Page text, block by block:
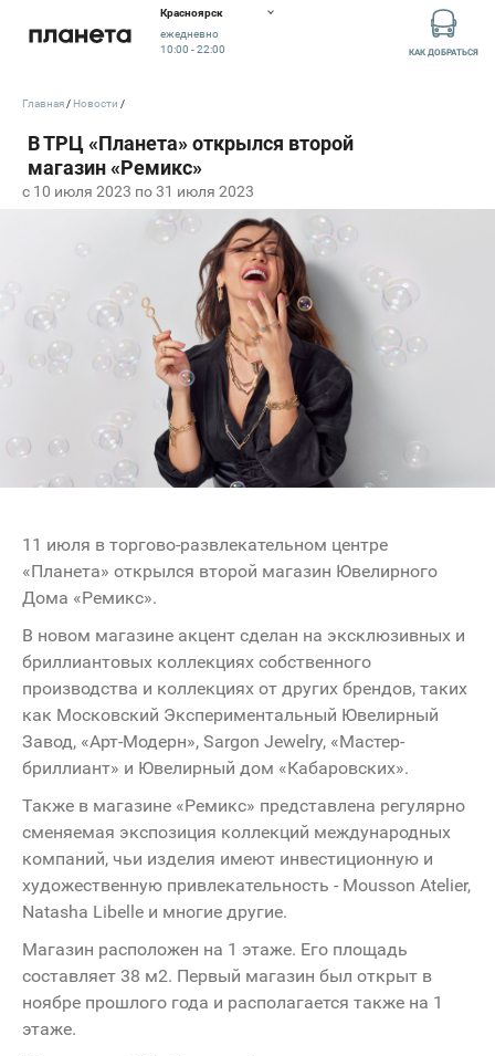
Красноярск
ежедневно
10:00 - 22:00
КАК ДОБРАТЬСЯ
c 10 июля 2023 по 31 июля 2023
Главная Новости
11 июля в торгово-развлекательном центре
«Планета» открылся второй магазин Ювелирного
Дома «Ремикс».
В новом магазине акцент сделан на эксклюзивных и
бриллиантовых коллекциях собственного
производства и коллекциях от других брендов, таких
как Московский Экспериментальный Ювелирный
Завод, «Арт-Модерн», Sargon Jewelry, «Мастер-
бриллиант» и Ювелирный дом «Кабаровских».
Также в магазине «Ремикс» представлена регулярно
сменяемая экспозиция коллекций международных
компаний, чьи изделия имеют инвестиционную и
художественную привлекательность - Mousson Atelier,
Natasha Libelle и многие другие.
Магазин расположен на 1 этаже. Его площадь
составляет 38 м2. Первый магазин был открыт в
ноябре прошлого года и располагается также на 1
этаже.